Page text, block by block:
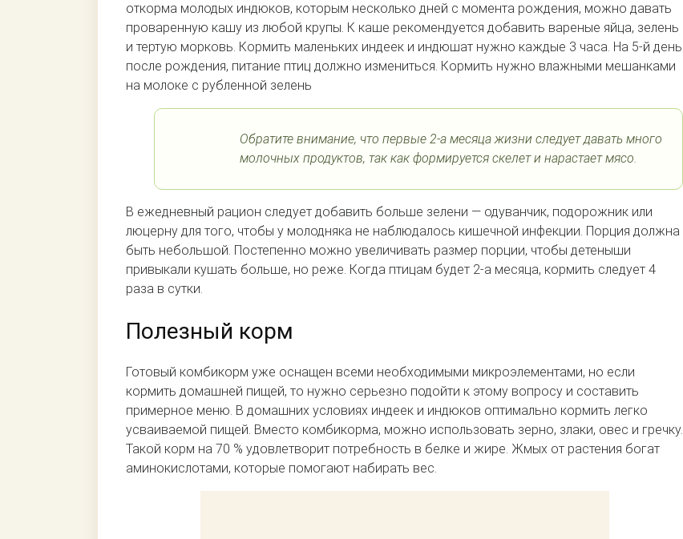
откорма молодых индюков, которым несколько дней с момента рождения, можно давать
проваренную кашу из любой крупы. К каше рекомендуется добавить вареные яйца, зелень
и тертую морковь. Кормить маленьких индеек и индюшат нужно каждые 3 часа. На 5-й день
после рождения, питание птиц должно измениться. Кормить нужно влажными мешанками
на молоке с рубленной зелень
Обратите внимание, что первые 2-а месяца жизни следует давать много
молочных продуктов, так как формируется скелет и нарастает мясо.
В ежедневный рацион следует добавить больше зелени — одуванчик, подорожник или
люцерну для того, чтобы у молодняка не наблюдалось кишечной инфекции. Порция должна
быть небольшой. Постепенно можно увеличивать размер порции, чтобы детеныши
привыкали кушать больше, но реже. Когда птицам будет 2-а месяца, кормить следует 4
раза в сутки.
Полезный корм
Готовый комбикорм уже оснащен всеми необходимыми микроэлементами, но если
кормить домашней пищей, то нужно серьезно подойти к этому вопросу и составить
примерное меню. В домашних условиях индеек и индюков оптимально кормить легко
усваиваемой пищей. Вместо комбикорма, можно использовать зерно, злаки, овес и гречку.
Такой корм на 70 % удовлетворит потребность в белке и жире. Жмых от растения богат
аминокислотами, которые помогают набирать вес.